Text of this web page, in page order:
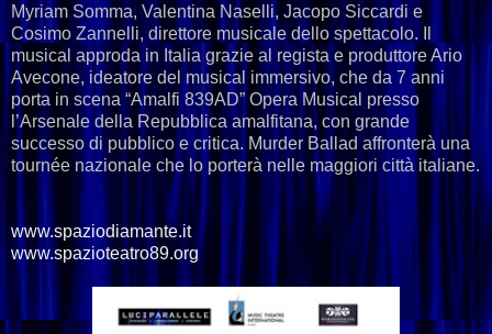
Myriam Somma, Valentina Naselli, Jacopo Siccardi e
Cosimo Zannelli, direttore musicale dello spettacolo. Il
musical approda in Italia grazie al regista e produttore Ario
Avecone, ideatore del musical immersivo, che da 7 anni
porta in scena “Amalfi 839AD” Opera Musical presso
l’Arsenale della Repubblica amalfitana, con grande
successo di pubblico e critica. Murder Ballad affronterà una
tournée nazionale che lo porterà nelle maggiori città italiane.
www.spaziodiamante.it
www.spazioteatro89.org